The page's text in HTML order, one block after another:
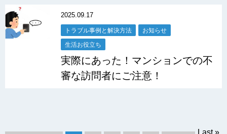
2025.09.17
トラブル事例と解決方法 お知らせ
生活お役立ち
実際にあった！マンションでの不
審な訪問者にご注意！
Last »